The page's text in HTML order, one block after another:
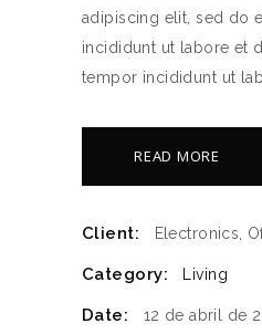
adipiscing elit, sed do
incididunt ut labore et
tempor incididunt ut
READ MORE
Client: Electronics,
Category: Living
Date: 12 de abril de